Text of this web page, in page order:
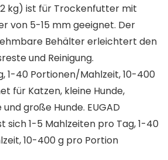
kg) ist für Trockenfutter mit
von 5-15 mm geeignet. Der
Behälter erleichtert den
und Reinigung.
1-40 Portionen/Mahlzeit, 10-400
für Katzen, kleine Hunde,
große Hunde. EUGAD
sich 1-5 Mahlzeiten pro Tag, 1-40
10-400 g pro Portion